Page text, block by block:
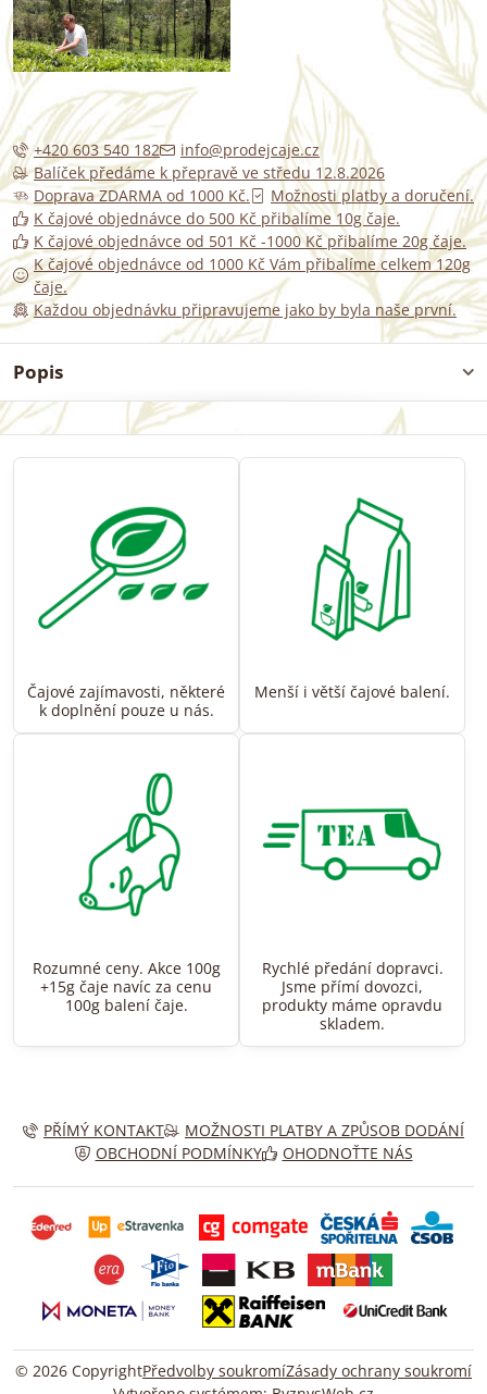
+420 603 540 182
info@prodejcaje.cz
Balíček předáme k přepravě ve středu 12.8.2026
Doprava ZDARMA od 1000 Kč.
Možnosti platby a doručení.
K čajové objednávce do 500 Kč přibalíme 10g čaje.
K čajové objednávce od 501 Kč -1000 Kč přibalíme 20g čaje.
K čajové objednávce od 1000 Kč Vám přibalíme celkem 120g
čaje.
Každou objednávku připravujeme jako by byla naše první.
Popis
Čajové zajímavosti, některé
k doplnění pouze u nás.
Menší i větší čajové balení.
Rozumné ceny. Akce 100g
+15g čaje navíc za cenu
100g balení čaje.
Rychlé předání dopravci.
Jsme přímí dovozci,
produkty máme opravdu
skladem.
PŘÍMÝ KONTAKT
MOŽNOSTI PLATBY A ZPŮSOB DODÁNÍ
OBCHODNÍ PODMÍNKY
OHODNOŤTE NÁS
© 2026 CopyrightPředvolby soukromíZásady ochrany soukromí